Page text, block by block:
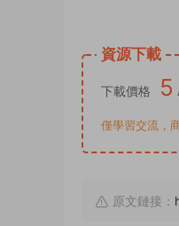
資源下載
下載價格 5
僅學習交流，
原文鏈接：